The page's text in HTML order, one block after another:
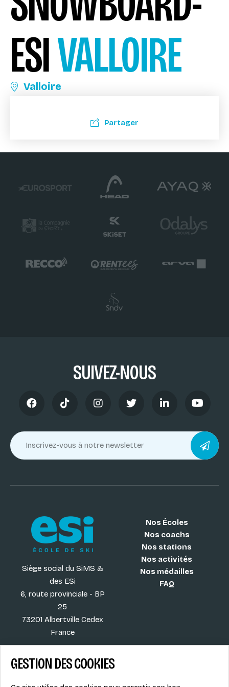
ESIVALLOIRE
Valloire
Partager
SUIVEZ-NOUS
Siège social du SiMS &
des ESi
6, route provinciale - BP
25
73201 Albertville Cedex
France
Nos Écoles
Nos coachs
Nos stations
Nos activités
Nos médailles
FAQ
GESTION DES COOKIES